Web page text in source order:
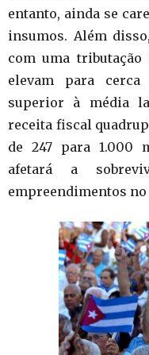
entanto, ainda se
insumos. Além
com uma tributação
elevam para
superior à média
receita fiscal
de 247 para 1.000
afetará a
empreendimentos no